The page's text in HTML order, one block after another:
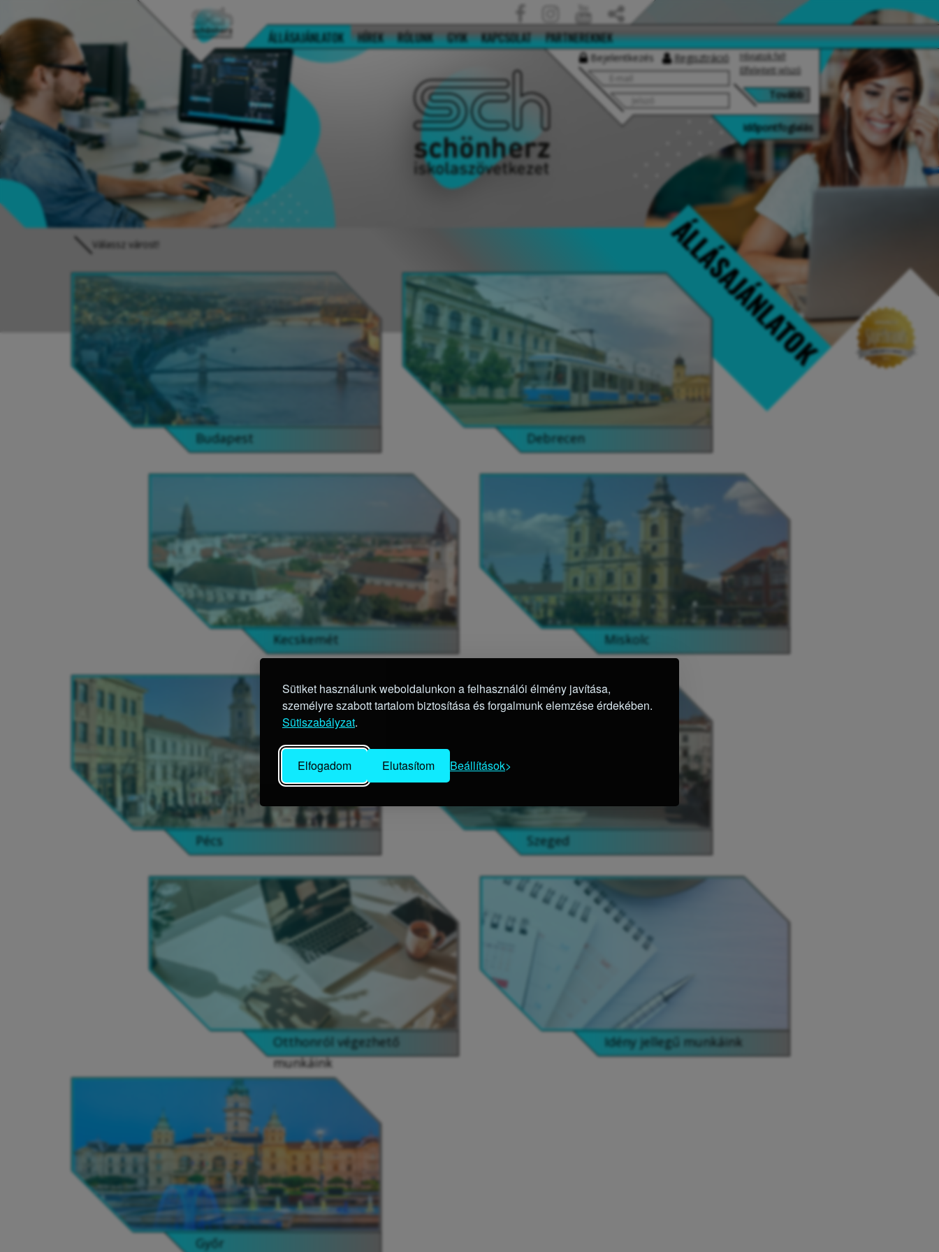
Sütiket használunk weboldalunkon a felhasználói élmény javítása,
személyre szabott tartalom biztosítása és forgalmunk elemzése érdekében.
Sütiszabályzat.
Elfogadom Elutasítom Beállítások
ÁLLÁSAJÁNLATOK HÍREK RÓLUNK GYIK KAPCSOLAT PARTNEREKNEK
Bejelentkezés Regisztráció
Hívjatok fel!
Elfelejtett jelszó
Időpontfoglalás
ÁLLÁSAJÁNLATOK
Válassz várost!
Budapest Debrecen
Kecskemét Miskolc
Pécs Szeged
Otthonról végezhető
munkáink
Idény jellegű munkáink
Győr